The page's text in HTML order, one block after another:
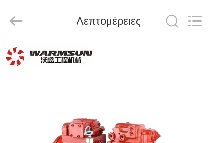
ΣΠΊΤΙ
Co.,
Reserved.
Λεπτομέρειες